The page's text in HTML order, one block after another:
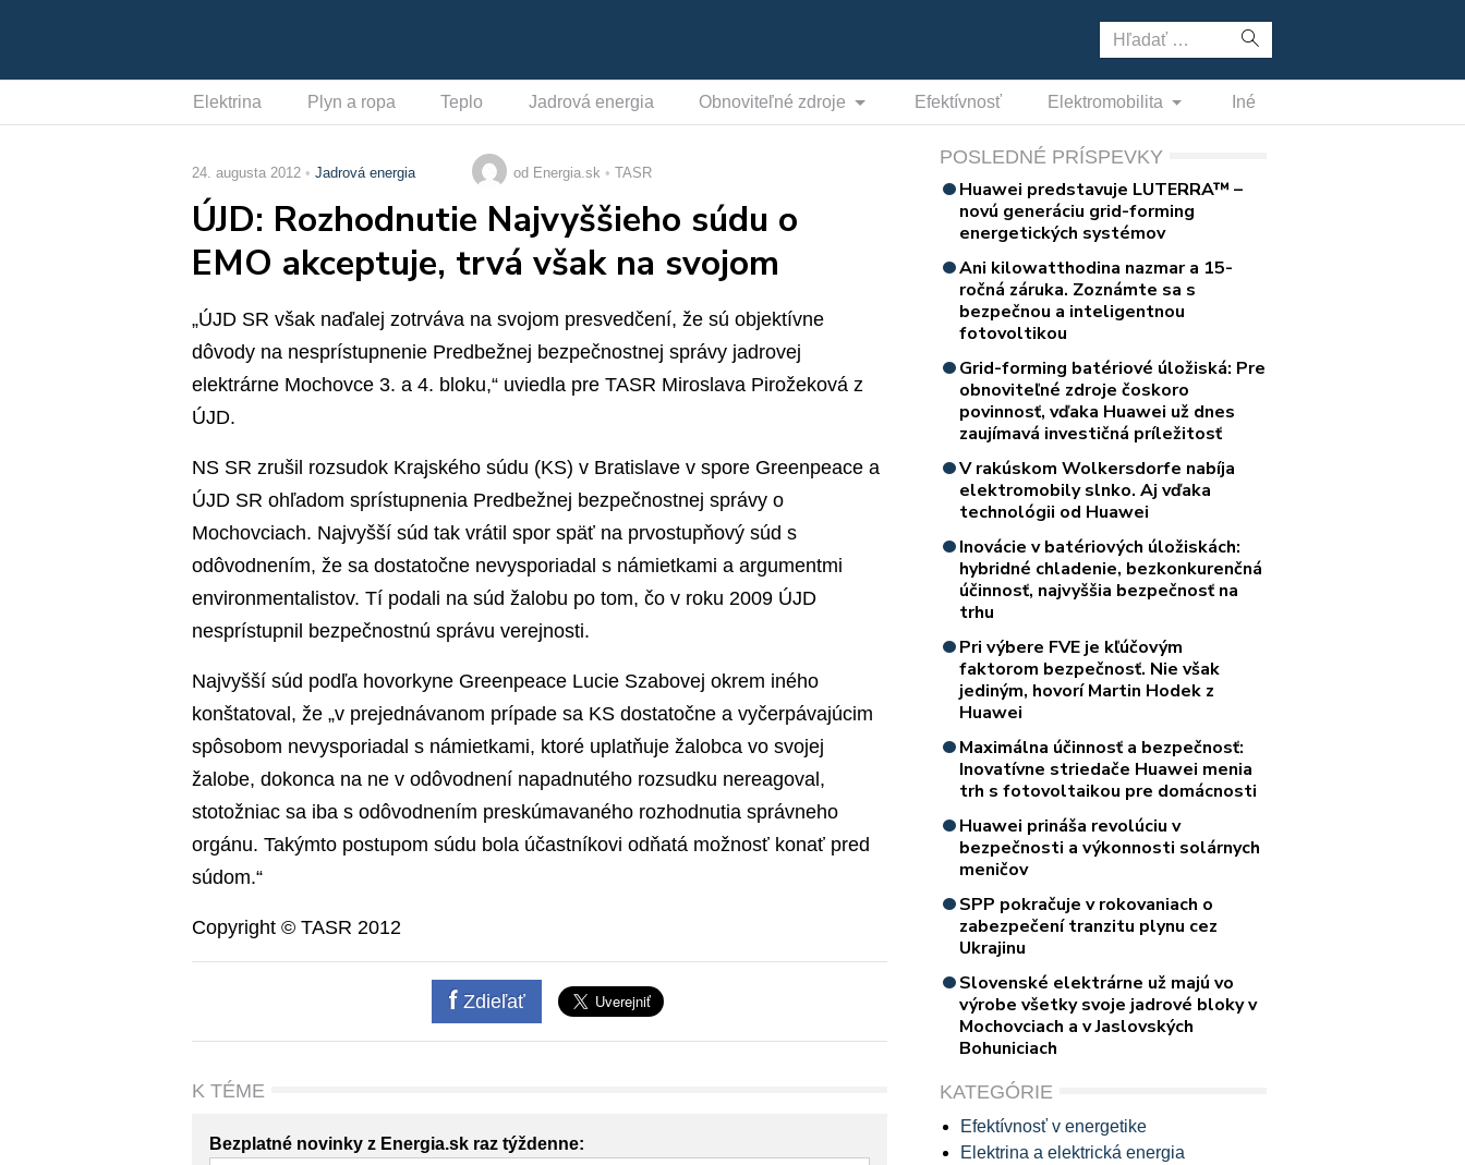
Hľadať:
Elektrina Plyn a ropa Teplo Jadrová energia Obnoviteľné zdroje Efektívnosť Elektromobilita Iné
24. augusta 2012 Jadrová energia od Energia.sk TASR
ÚJD: Rozhodnutie Najvyššieho súdu o
EMO akceptuje, trvá však na svojom
„ÚJD SR však naďalej zotrváva na svojom presvedčení, že sú objektívne
dôvody na nesprístupnenie Predbežnej bezpečnostnej správy jadrovej
elektrárne Mochovce 3. a 4. bloku,“ uviedla pre TASR Miroslava Pirožeková z
ÚJD.
NS SR zrušil rozsudok Krajského súdu (KS) v Bratislave v spore Greenpeace a
ÚJD SR ohľadom sprístupnenia Predbežnej bezpečnostnej správy o
Mochovciach. Najvyšší súd tak vrátil spor späť na prvostupňový súd s
odôvodnením, že sa dostatočne nevysporiadal s námietkami a argumentmi
environmentalistov. Tí podali na súd žalobu po tom, čo v roku 2009 ÚJD
nesprístupnil bezpečnostnú správu verejnosti.
Najvyšší súd podľa hovorkyne Greenpeace Lucie Szabovej okrem iného
konštatoval, že „v prejednávanom prípade sa KS dostatočne a vyčerpávajúcim
spôsobom nevysporiadal s námietkami, ktoré uplatňuje žalobca vo svojej
žalobe, dokonca na ne v odôvodnení napadnutého rozsudku nereagoval,
stotožniac sa iba s odôvodnením preskúmavaného rozhodnutia správneho
orgánu. Takýmto postupom súdu bola účastníkovi odňatá možnosť konať pred
súdom.“
Copyright © TASR 2012
Zdieľať
K TÉME
Bezplatné novinky z Energia.sk raz týždenne:
POSLEDNÉ PRÍSPEVKY
Huawei predstavuje LUTERRA™ –
novú generáciu grid-forming
energetických systémov
Ani kilowatthodina nazmar a 15-
ročná záruka. Zoznámte sa s
bezpečnou a inteligentnou
fotovoltikou
Grid-forming batériové úložiská: Pre
obnoviteľné zdroje čoskoro
povinnosť, vďaka Huawei už dnes
zaujímavá investičná príležitosť
V rakúskom Wolkersdorfe nabíja
elektromobily slnko. Aj vďaka
technológii od Huawei
Inovácie v batériových úložiskách:
hybridné chladenie, bezkonkurenčná
účinnosť, najvyššia bezpečnosť na
trhu
Pri výbere FVE je kľúčovým
faktorom bezpečnosť. Nie však
jediným, hovorí Martin Hodek z
Huawei
Maximálna účinnosť a bezpečnosť:
Inovatívne striedače Huawei menia
trh s fotovoltaikou pre domácnosti
Huawei prináša revolúciu v
bezpečnosti a výkonnosti solárnych
meničov
SPP pokračuje v rokovaniach o
zabezpečení tranzitu plynu cez
Ukrajinu
Slovenské elektrárne už majú vo
výrobe všetky svoje jadrové bloky v
Mochovciach a v Jaslovských
Bohuniciach
KATEGÓRIE
Efektívnosť v energetike
Elektrina a elektrická energia